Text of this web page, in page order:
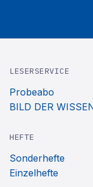
LESERSERVICE
Probeabo
BILD DER
HEFTE
Sonderhefte
Einzelhefte